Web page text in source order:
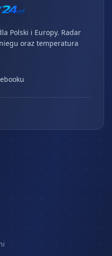
Polski i Europy. Radar
oraz temperatura